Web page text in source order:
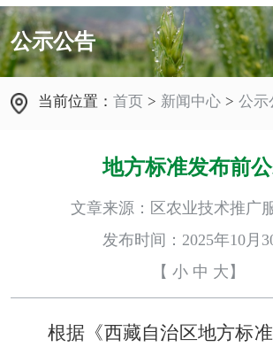
公示公告
当前位置：首页 > 新闻中心 > 公示
地方标准发布前
文章来源：区农业技术推广
发布时间：2025年10月
【 小 中 大 】
根据《西藏自治区地方标